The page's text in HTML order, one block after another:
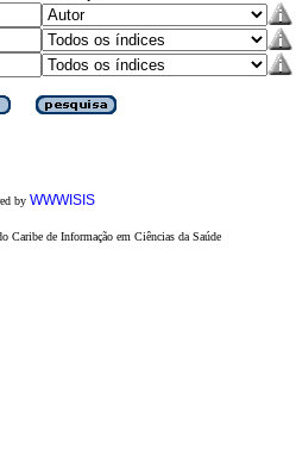
by WWWISIS
de Informação em Ciências da Saúde